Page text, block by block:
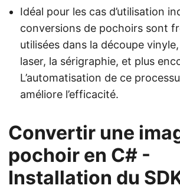
Idéal pour les cas d’utilisation
conversions de pochoirs sont
utilisées dans la découpe
laser, la sérigraphie, et plus
L’automatisation de ce
améliore l’efficacité.
Convertir une
pochoir en C# -
Installation du